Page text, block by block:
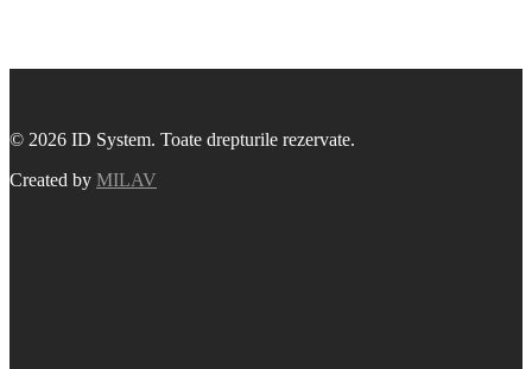
© 2026 ID System. Toate drepturile rezervate.
Created by MILAV